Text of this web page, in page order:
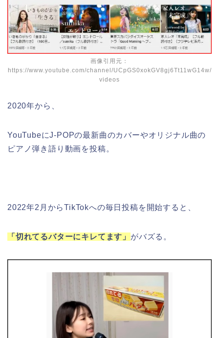
画像引用元：
https://www.youtube.com/channel/UCpGS0xokGV8gj6Tt11wG14w/
videos
2020年から、
YouTubeにJ-POPの最新曲のカバーやオリジナル曲の
ピアノ弾き語り動画を投稿。
2022年2月からTikTokへの毎日投稿を開始すると、
「切れてるバターにキレてます」 がバズる。